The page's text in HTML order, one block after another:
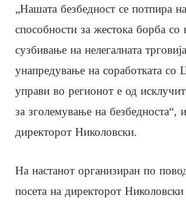
„Нашата безбедност се потпира
способности за жестока борба со
сузбивање на нелегалната
унапредување на соработката со
управи во регионот е од
за зголемување на безбедноста“,
директорот Николовски.
На настанот организиран по
посета на директорот